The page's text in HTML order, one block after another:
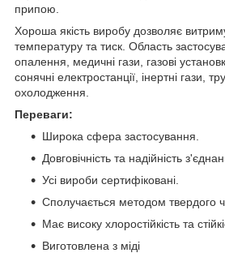
припою.
Хороша якість виробу дозволяє
температуру та тиск. Область
опалення, медичні гази, газові
сонячні електростанції, інертні гази,
охолодження.
Переваги:
Широка сфера застосування.
Довговічність та надійність
Усі вироби сертифіковані.
Сполучається методом твердого
Має високу хлоростійкість та
Виготовлена з міді